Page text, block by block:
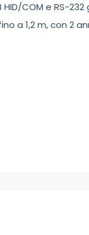
COM e RS-
a 1,2 m, con 2